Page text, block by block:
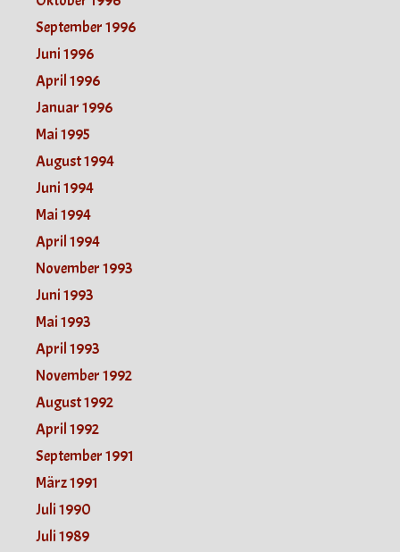
September 1996
Juni 1996
April 1996
Januar 1996
Mai 1995
August 1994
Juni 1994
Mai 1994
April 1994
November 1993
Juni 1993
Mai 1993
April 1993
November 1992
August 1992
April 1992
September 1991
März 1991
Juli 1990
Juli 1989